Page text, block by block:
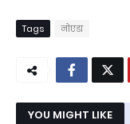
Tags नोएडा
YOU MIGHT LIKE